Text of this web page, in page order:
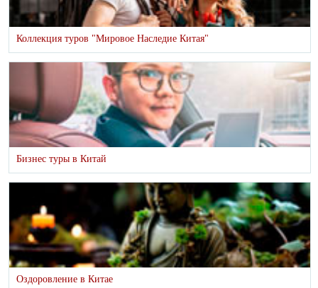
Коллекция туров "Мировое Наследие Китая"
Бизнес туры в Китай
Оздоровление в Китае